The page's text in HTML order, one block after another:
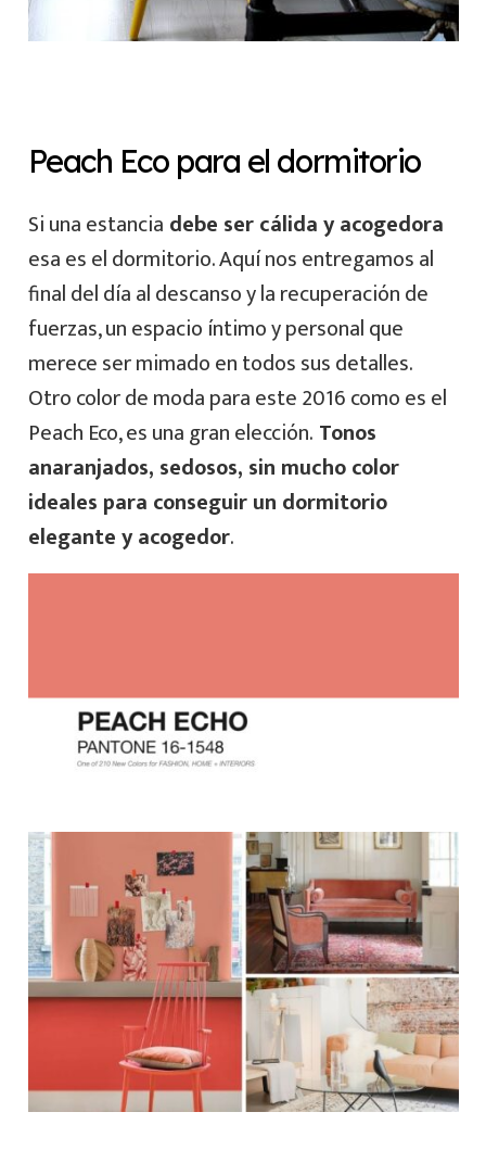
Peach Eco para el dormitorio
Si una estancia debe ser cálida y acogedora
esa es el dormitorio. Aquí nos entregamos al
final del día al descanso y la recuperación de
fuerzas, un espacio íntimo y personal que
merece ser mimado en todos sus detalles.
Otro color de moda para este 2016 como es el
Peach Eco, es una gran elección. Tonos
anaranjados, sedosos, sin mucho color
ideales para conseguir un dormitorio
elegante y acogedor.